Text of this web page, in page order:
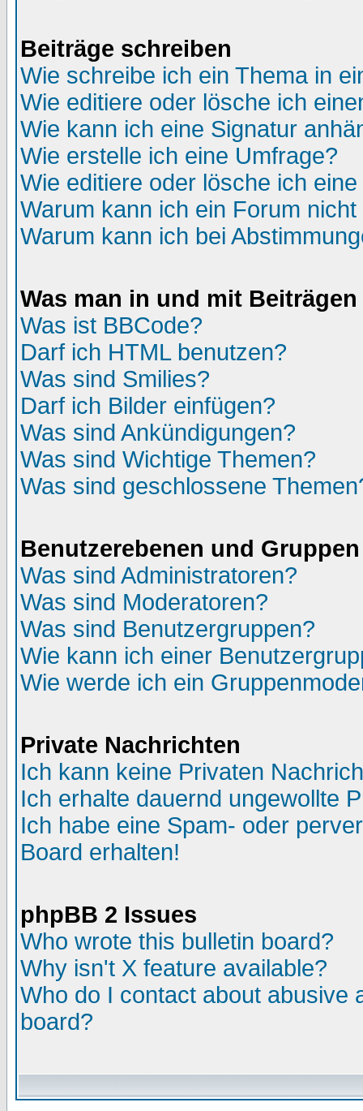
Beiträge schreiben
Wie schreibe ich ein Thema in
Wie editiere oder lösche ich
Wie kann ich eine Signatur
Wie erstelle ich eine Umfrage?
Wie editiere oder lösche ich
Warum kann ich ein Forum
Warum kann ich bei
Was man in und mit
Was ist BBCode?
Darf ich HTML benutzen?
Was sind Smilies?
Darf ich Bilder einfügen?
Was sind Ankündigungen?
Was sind Wichtige Themen?
Was sind geschlossene
Benutzerebenen und Gruppen
Was sind Administratoren?
Was sind Moderatoren?
Was sind Benutzergruppen?
Wie kann ich einer
Wie werde ich ein
Private Nachrichten
Ich kann keine Privaten
Ich erhalte dauernd ungewollte
Ich habe eine Spam- oder
Board erhalten!
phpBB 2 Issues
Who wrote this bulletin board?
Why isn't X feature available?
Who do I contact about abusive
board?